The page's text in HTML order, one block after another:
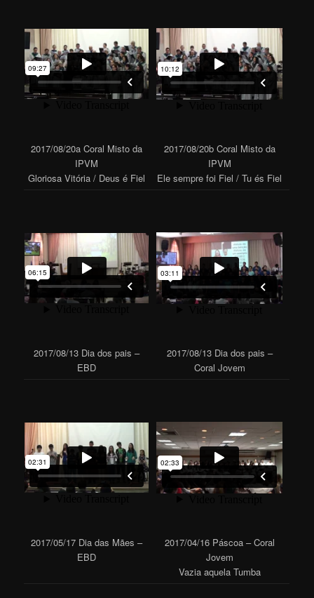
2017/08/20a Coral Misto da
IPVM
Gloriosa Vitória / Deus é Fiel
2017/08/20b Coral Misto da
IPVM
Ele sempre foi Fiel / Tu és Fiel
2017/08/13 Dia dos pais –
EBD
2017/08/13 Dia dos pais –
Coral Jovem
2017/05/17 Dia das Mães –
EBD
2017/04/16 Páscoa – Coral
Jovem
Vazia aquela Tumba